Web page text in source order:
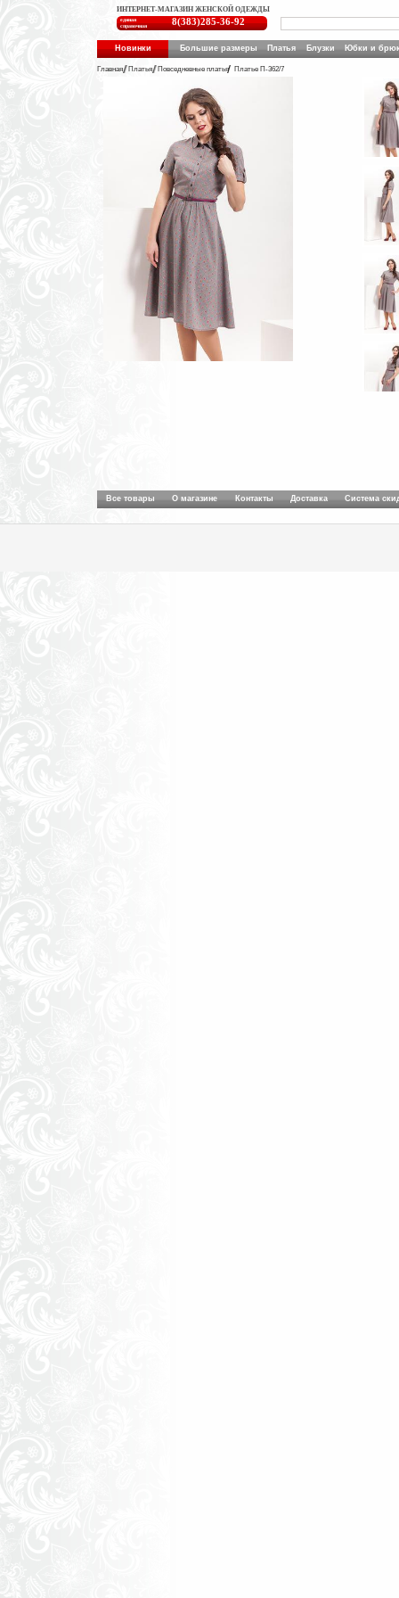
ИНТЕРНЕТ-МАГАЗИН ЖЕНСКОЙ ОДЕЖДЫ
единая
справочная
8(383)285-36-92
Новинки Большие размеры Платья Блузки Юбки и
Главная Платья Повседневные платья Платье П-362/7
Все товары О магазине Контакты Доставка Система